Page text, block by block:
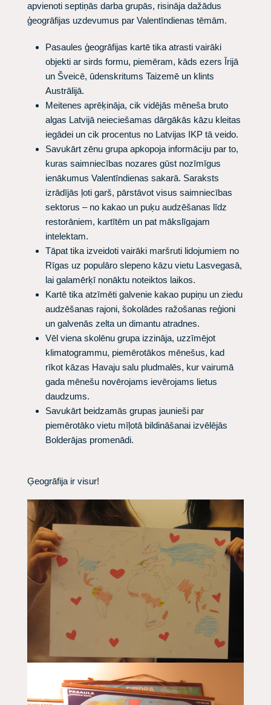
apvienoti septiņās darba grupās, risināja dažādus
ģeogrāfijas uzdevumus par Valentīndienas tēmām.
Pasaules ģeogrāfijas kartē tika atrasti vairāki
objekti ar sirds formu, piemēram, kāds ezers Īrijā
un Šveicē, ūdenskritums Taizemē un klints
Austrālijā.
Meitenes aprēķināja, cik vidējās mēneša bruto
algas Latvijā neieciešamas dārgākās kāzu kleitas
iegādei un cik procentus no Latvijas IKP tā veido.
Savukārt zēnu grupa apkopoja informāciju par to,
kuras saimniecības nozares gūst nozīmīgus
ienākumus Valentīndienas sakarā. Saraksts
izrādījās ļoti garš, pārstāvot visus saimniecības
sektorus – no kakao un puķu audzēšanas līdz
restorāniem, kartītēm un pat mākslīgajam
intelektam.
Tāpat tika izveidoti vairāki maršruti lidojumiem no
Rīgas uz populāro slepeno kāzu vietu Lasvegasā,
lai galamērķī nonāktu noteiktos laikos.
Kartē tika atzīmēti galvenie kakao pupiņu un ziedu
audzēšanas rajoni, šokolādes ražošanas reģioni
un galvenās zelta un dimantu atradnes.
Vēl viena skolēnu grupa izzināja, uzzīmējot
klimatogrammu, piemērotākos mēnešus, kad
rīkot kāzas Havaju salu pludmalēs, kur vairumā
gada mēnešu novērojams ievērojams lietus
daudzums.
Savukārt beidzamās grupas jaunieši par
piemērotāko vietu mīļotā bildināšanai izvēlējās
Bolderājas promenādi.
Ģeogrāfija ir visur!